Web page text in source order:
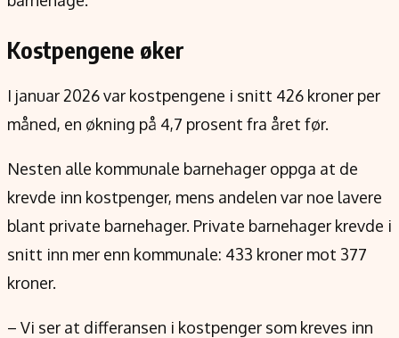
Kostpengene øker
I januar 2026 var kostpengene i snitt 426 kroner per
måned, en økning på 4,7 prosent fra året før.
Nesten alle kommunale barnehager oppga at de
krevde inn kostpenger, mens andelen var noe lavere
blant private barnehager. Private barnehager krevde i
snitt inn mer enn kommunale: 433 kroner mot 377
kroner.
– Vi ser at differansen i kostpenger som kreves inn